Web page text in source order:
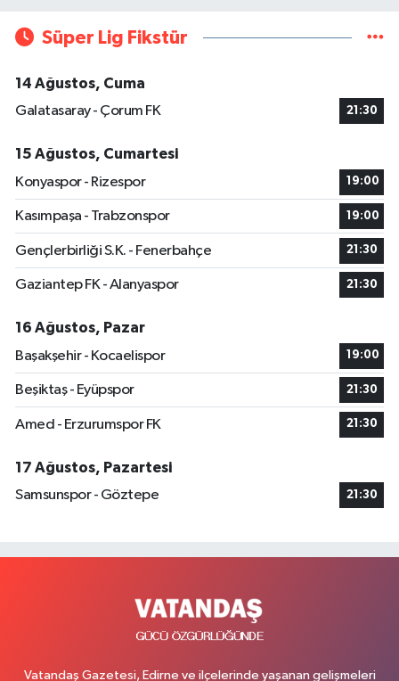
Süper Lig Fikstür
14 Ağustos, Cuma
Galatasaray - Çorum FK
21:30
15 Ağustos, Cumartesi
Konyaspor - Rizespor
19:00
Kasımpaşa - Trabzonspor 19:00
Gençlerbirliği S.K. - Fenerbahçe 21:30
Gaziantep FK - Alanyaspor 21:30
16 Ağustos, Pazar
Başakşehir - Kocaelispor
19:00
Beşiktaş - Eyüpspor 21:30
Amed - Erzurumspor FK 21:30
17 Ağustos, Pazartesi
Samsunspor - Göztepe
21:30
Vatandaş Gazetesi, Edirne ve ilçelerinde yaşanan gelişmeleri